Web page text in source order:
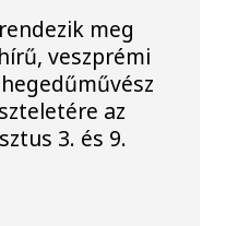
meg
veszprémi
az
3. és 9.